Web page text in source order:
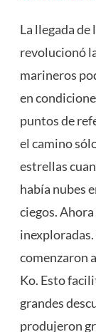
La llegada
revolucionó
marineros
en
puntos de
el camino
estrellas
había nubes
ciegos.
inexploradas.
comenzaron
Ko. Esto
grandes
produjeron